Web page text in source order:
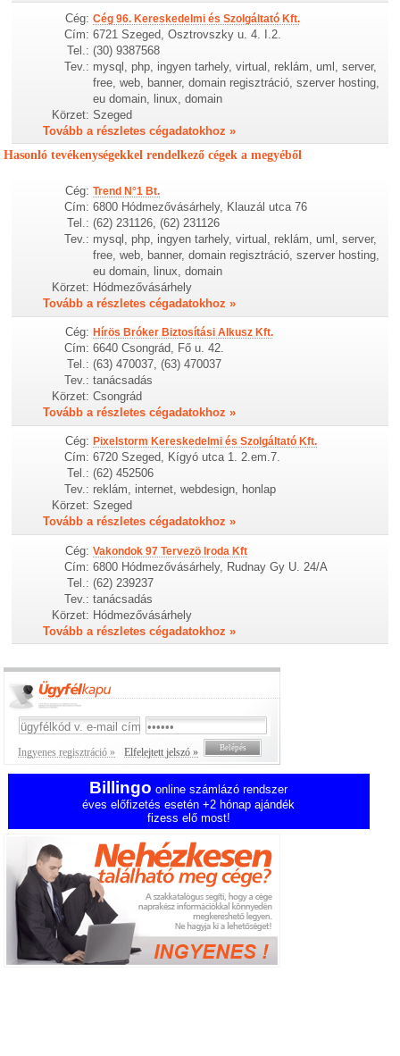
Cég: Cég 96. Kereskedelmi és Szolgáltató Kft.
Cím: 6721 Szeged, Osztrovszky u. 4. I.2.
Tel.: (30) 9387568
Tev.: mysql, php, ingyen tarhely, virtual, reklám, uml, server,
free, web, banner, domain regisztráció, szerver hosting,
eu domain, linux, domain
Körzet: Szeged
Tovább a részletes cégadatokhoz »
Hasonló tevékenységekkel rendelkező cégek a megyéből
Cég: Trend N°1 Bt.
Cím: 6800 Hódmezővásárhely, Klauzál utca 76
Tel.: (62) 231126, (62) 231126
Tev.: mysql, php, ingyen tarhely, virtual, reklám, uml, server,
free, web, banner, domain regisztráció, szerver hosting,
eu domain, linux, domain
Körzet: Hódmezővásárhely
Tovább a részletes cégadatokhoz »
Cég: Hírös Bróker Biztosítási Alkusz Kft.
Cím: 6640 Csongrád, Fő u. 42.
Tel.: (63) 470037, (63) 470037
Tev.: tanácsadás
Körzet: Csongrád
Tovább a részletes cégadatokhoz »
Cég: Pixelstorm Kereskedelmi és Szolgáltató Kft.
Cím: 6720 Szeged, Kígyó utca 1. 2.em.7.
Tel.: (62) 452506
Tev.: reklám, internet, webdesign, honlap
Körzet: Szeged
Tovább a részletes cégadatokhoz »
Cég: Vakondok 97 Tervezö Iroda Kft
Cím: 6800 Hódmezővásárhely, Rudnay Gy U. 24/A
Tel.: (62) 239237
Tev.: tanácsadás
Körzet: Hódmezővásárhely
Tovább a részletes cégadatokhoz »
Ingyenes regisztráció » Elfelejtett jelszó »
Billingo online számlázó rendszer
éves előfizetés esetén +2 hónap ajándék
fizess elő most!